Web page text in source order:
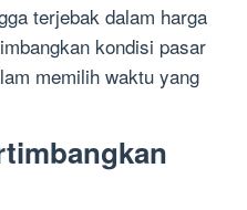
terjebak dalam harga
kondisi pasar
memilih waktu yang